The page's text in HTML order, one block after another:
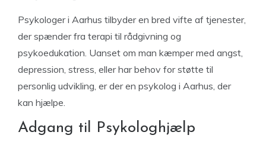
Psykologer i Aarhus tilbyder en bred vifte af tjenester,
der spænder fra terapi til rådgivning og
psykoedukation. Uanset om man kæmper med angst,
depression, stress, eller har behov for støtte til
personlig udvikling, er der en psykolog i Aarhus, der
kan hjælpe.
Adgang til Psykologhjælp